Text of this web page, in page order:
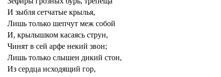
И зыбля сетчатые крылья,
Лишь только шепчут меж собой
И, крылышком касаясь струн,
Чинят в сей арфе некий звон;
Лишь только слышен дикий стон,
Из сердца исходящий гор,